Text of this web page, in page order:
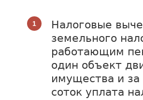
Налоговые
земельного
работающим
один объект
имущества и
соток уплата